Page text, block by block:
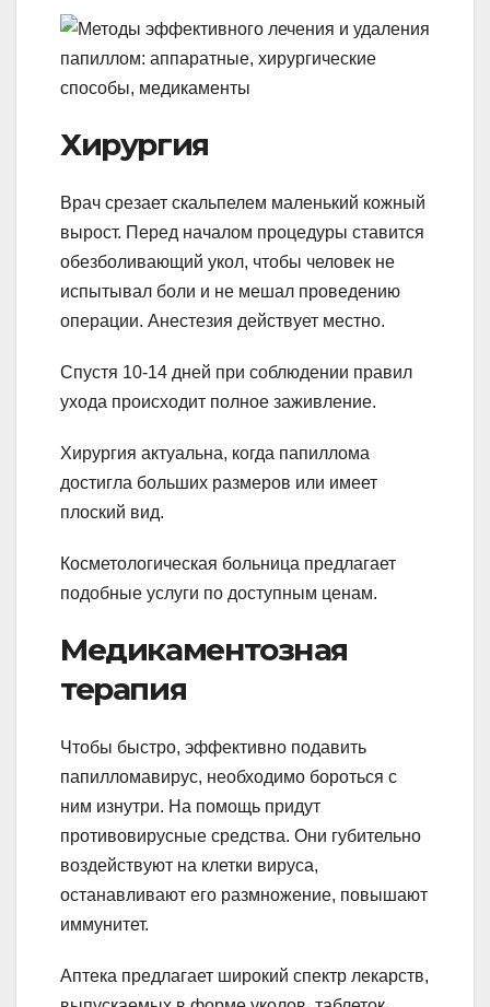
Хирургия
Врач срезает скальпелем маленький кожный
вырост. Перед началом процедуры ставится
обезболивающий укол, чтобы человек не
испытывал боли и не мешал проведению
операции. Анестезия действует местно.
Спустя 10-14 дней при соблюдении правил
ухода происходит полное заживление.
Хирургия актуальна, когда папиллома
достигла больших размеров или имеет
плоский вид.
Косметологическая больница предлагает
подобные услуги по доступным ценам.
Медикаментозная
терапия
Чтобы быстро, эффективно подавить
папилломавирус, необходимо бороться с
ним изнутри. На помощь придут
противовирусные средства. Они губительно
воздействуют на клетки вируса,
останавливают его размножение, повышают
иммунитет.
Аптека предлагает широкий спектр лекарств,